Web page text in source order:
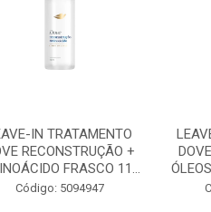
IN TRATAMENTO
RECONSTRUÇÃO +
FRASCO 11...
Código: 5094947